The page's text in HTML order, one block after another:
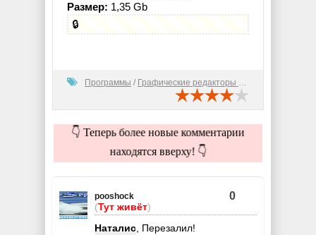
Размер: 1,35 Gb
🔒
Программы / Графические редакторы (2D)
👇 Теперь более новые комментарии
находятся вверху! 👇
pooshock
(Тут живёт)
0
Наталис, Перезалил!